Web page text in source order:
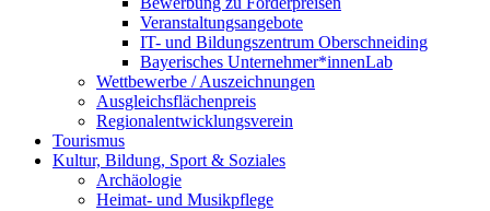
Veranstaltungsangebote
IT- und Bildungszentrum Oberschneiding
Bayerisches Unternehmer*innenLab
Wettbewerbe / Auszeichnungen
Ausgleichsflächenpreis
Regionalentwicklungsverein
Tourismus
Kultur, Bildung, Sport & Soziales
Archäologie
Heimat- und Musikpflege